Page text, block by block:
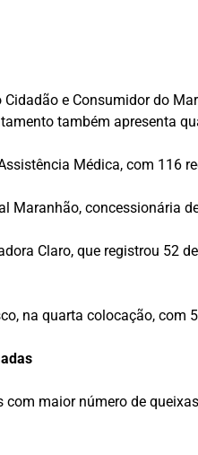
e Consumidor do
também apresenta
Médica, com 116
Maranhão, concessionária
Claro, que registrou 52
na quarta colocação,
maior número de